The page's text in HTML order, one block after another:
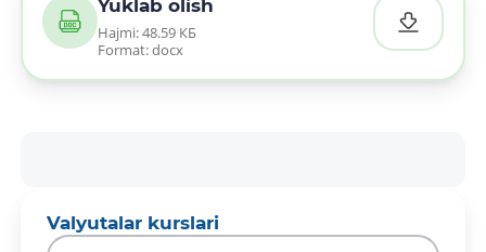
Yuklab olish
Hajmi: 48.59 КБ
Format: docx
Valyutalar kurslari